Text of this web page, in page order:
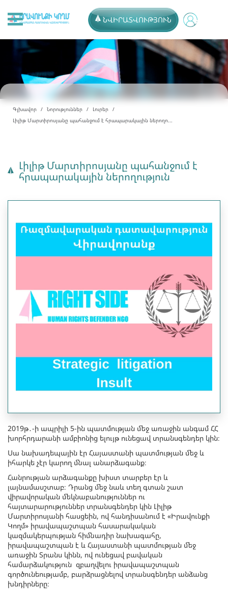
ՆՎԻՐԱՏՎՈՒԹՅՈՒՆ
Գլխավոր Նորություններ
Լուրեր
Լիլիթ Մարտիրոսյանը պահանջում է հրապարակային ներողո...
Լիլիթ Մարտիրոսյանը պահանջում է
հրապարակային ներողություն
2019թ․-ի ապրիլի 5-ին պատմության մեջ առաջին անգամ ՀՀ
խորհրդարանի ամբիոնից ելույթ ունեցավ տրանսգենդեր կին։
Սա նախադեպային էր Հայաստանի պատմության մեջ և
իհարկե չէր կարող մնալ անարձագանք։
Հանրության արձագանքը խիստ տարբեր էր և
լայնամասշտաբ։ Դրանց մեջ նաև տեղ գտան շատ
վիրավորական մեկնաբանություններ ու
հայտարարություններ տրանսգենդեր կին Լիլիթ
Մարտիրոսյանի հասցեին, ով հանդիսանում է «Իրավունքի
Կողմ» իրավապաշտպան հասարակական
կազմակերպության հիմնադիր նախագահը,
իրավապաշտպան է և Հայաստանի պատմության մեջ
առաջին Տրանս կինն, ով ունեցավ բավական
համարձակություն զբաղվելու իրավապաշտպան
գործունեությամբ, բարձրացնելով տրանսգենդեր անձանց
խնդիրները։